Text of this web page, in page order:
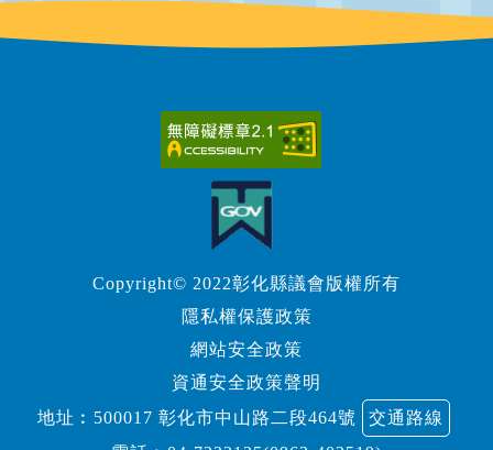
Copyright© 2022彰化縣議會版權所有
隱私權保護政策
網站安全政策
資通安全政策聲明
地址︰500017 彰化市中山路二段464號
交通路線